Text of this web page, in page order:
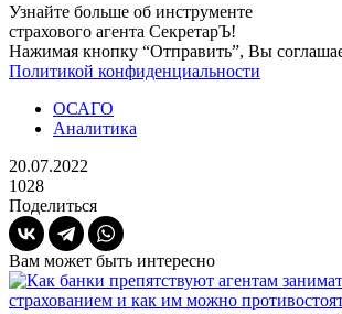
Узнайте больше об инструменте
страхового агента СекретарЪ!
Нажимая кнопку “Отправить”, Вы
Политикой конфиденциальности
ОСАГО
Аналитика
20.07.2022
1028
Поделиться
Вам может быть интересно